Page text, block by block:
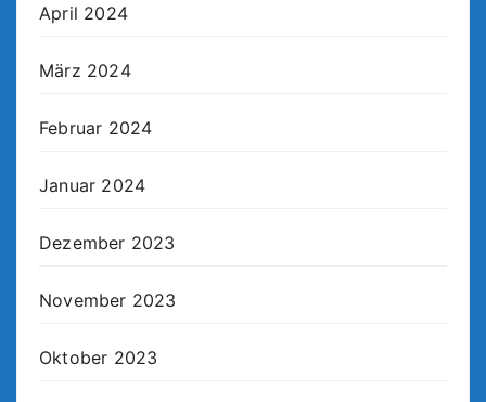
April 2024
März 2024
Februar 2024
Januar 2024
Dezember 2023
November 2023
Oktober 2023